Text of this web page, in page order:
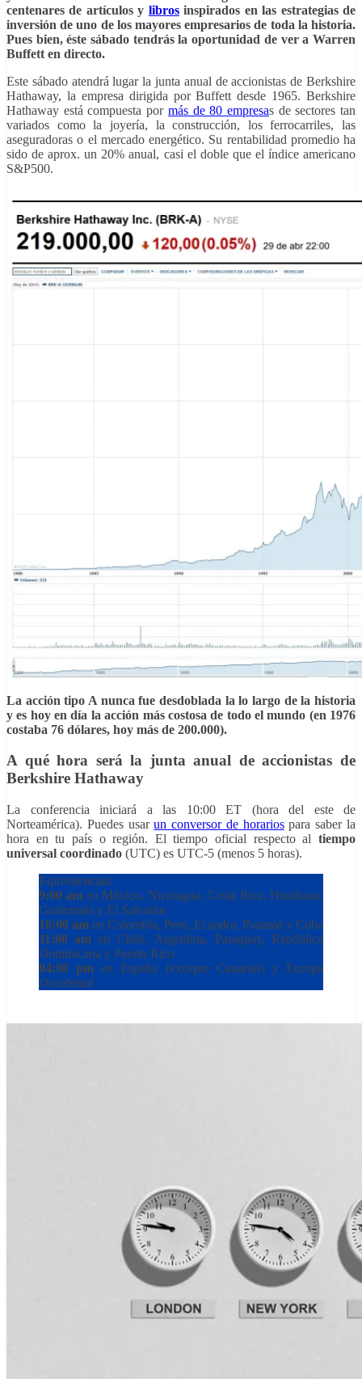
centenares de artículos y librosinspirados en las estrategias de
inversión de uno de los mayores empresarios de toda la historia.
Pues bien, éste sábado tendrás la oportunidad de ver a Warren
Buffett en directo.
Este sábado atendrá lugar la junta anual de accionistas de Berkshire
Hathaway, la empresa dirigida por Buffett desde 1965. Berkshire
Hathaway está compuesta por más de 80 empresas de sectores tan
variados como la joyería, la construcción, los ferrocarriles, las
aseguradoras o el mercado energético. Su rentabilidad promedio ha
sido de aprox. un 20% anual, casi el doble que el índice americano
S&P500.
La acción tipo A nunca fue desdoblada la lo largo de la historia
y es hoy en día la acción más costosa de todo el mundo (en 1976
costaba 76 dólares, hoy más de 200.000).
A qué hora será la junta anual de accionistas de
Berkshire Hathaway
La conferencia iniciará a las 10:00 ET (hora del este de
Norteamérica). Puedes usarun conversor de horariospara saber la
hora en tu país o región. El tiempo oficial respecto al tiempo
universal coordinado (UTC) es UTC-5 (menos 5 horas).
Equivalencias:
9:00 am en México, Nicaragua, Costa Rica, Honduras,
Guatemala y El Salvador
10:00 am en Colombia, Perú, Ecuador, Panamá y Cuba
11:00 am en Chile, Argentina, Paraguay, República
Dominicana y Puerto Rico
04:00 pm en España (excepto Canarias) y Europa
Occidental